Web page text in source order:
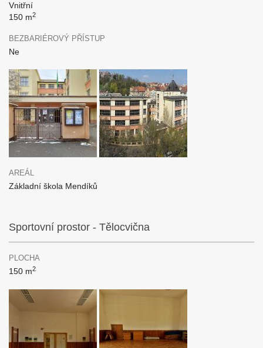
Vnitřní
150 m2
BEZBARIÉROVÝ PŘÍSTUP
Ne
AREÁL
Základní škola Mendíků
Sportovní prostor - Tělocvična
PLOCHA
150 m2